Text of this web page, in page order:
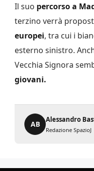
Il suo percorso a
terzino verrà
europei, tra cui i
esterno sinistro.
Vecchia Signora
giovani.
AB
Alessandro
Redazione SpazioJ